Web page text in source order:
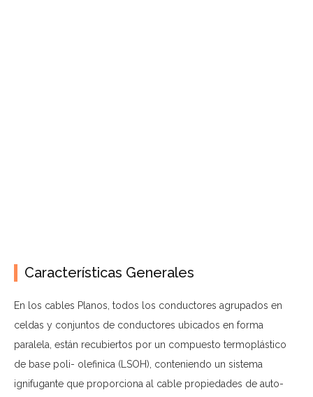
Características Generales
En los cables Planos, todos los conductores agrupados en
celdas y conjuntos de conductores ubicados en forma
paralela, están recubiertos por un compuesto termoplástico
de base poli- olefinica (LSOH), conteniendo un sistema
ignifugante que proporciona al cable propiedades de auto-